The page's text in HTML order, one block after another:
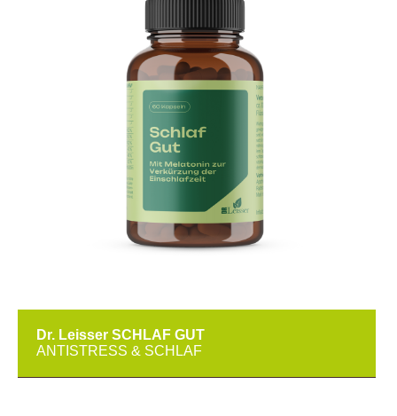
Dr. Leisser SCHLAF GUT
ANTISTRESS & SCHLAF